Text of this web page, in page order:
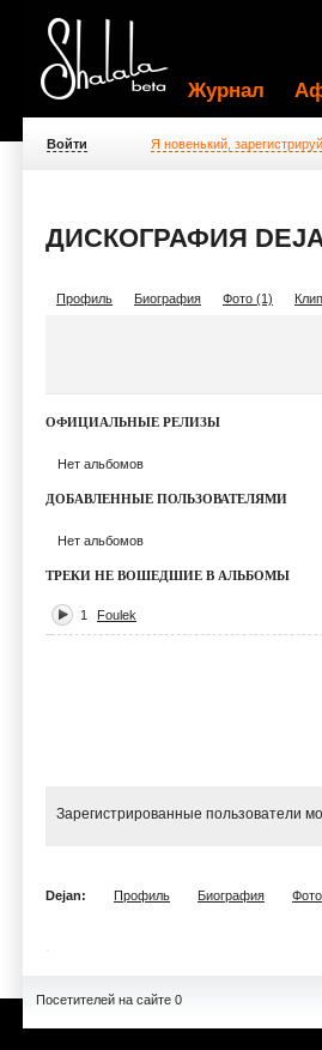
Журнал
Войти Я новенький,
ДИСКОГРАФИЯ
Профиль Биография Фото (1)
ОФИЦИАЛЬНЫЕ РЕЛИЗЫ
Нет альбомов
ДОБАВЛЕННЫЕ ПОЛЬЗОВАТЕЛЯМИ
Нет альбомов
ТРЕКИ НЕ ВОШЕДШИЕ В АЛЬБОМЫ
1 Foulek
Зарегистрированные пользователи
Dejan: Профиль Биография Фото
Посетителей на сайте 0